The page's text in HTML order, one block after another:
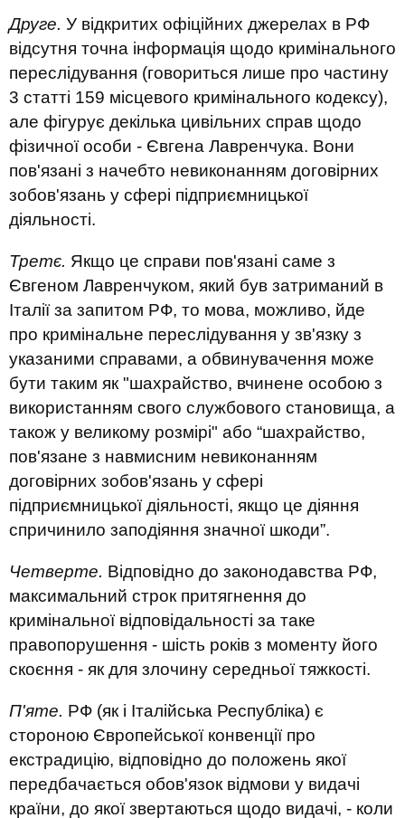
Друге. У відкритих офіційних джерелах в РФ
відсутня точна інформація щодо кримінального
переслідування (говориться лише про частину
3 статті 159 місцевого кримінального кодексу),
але фігурує декілька цивільних справ щодо
фізичної особи - Євгена Лавренчука. Вони
пов'язані з начебто невиконанням договірних
зобов'язань у сфері підприємницької
діяльності.
Третє. Якщо це справи пов'язані саме з
Євгеном Лавренчуком, який був затриманий в
Італії за запитом РФ, то мова, можливо, йде
про кримінальне переслідування у зв'язку з
указаними справами, а обвинувачення може
бути таким як "шахрайство, вчинене особою з
використанням свого службового становища, а
також у великому розмірі" або “шахрайство,
пов'язане з навмисним невиконанням
договірних зобов'язань у сфері
підприємницької діяльності, якщо це діяння
спричинило заподіяння значної шкоди”.
Четверте. Відповідно до законодавства РФ,
максимальний строк притягнення до
кримінальної відповідальності за таке
правопорушення - шість років з моменту його
скоєння - як для злочину середньої тяжкості.
П'яте. РФ (як і Італійська Республіка) є
стороною Європейської конвенції про
екстрадицію, відповідно до положень якої
передбачається обов'язок відмови у видачі
країни, до якої звертаються щодо видачі, - коли